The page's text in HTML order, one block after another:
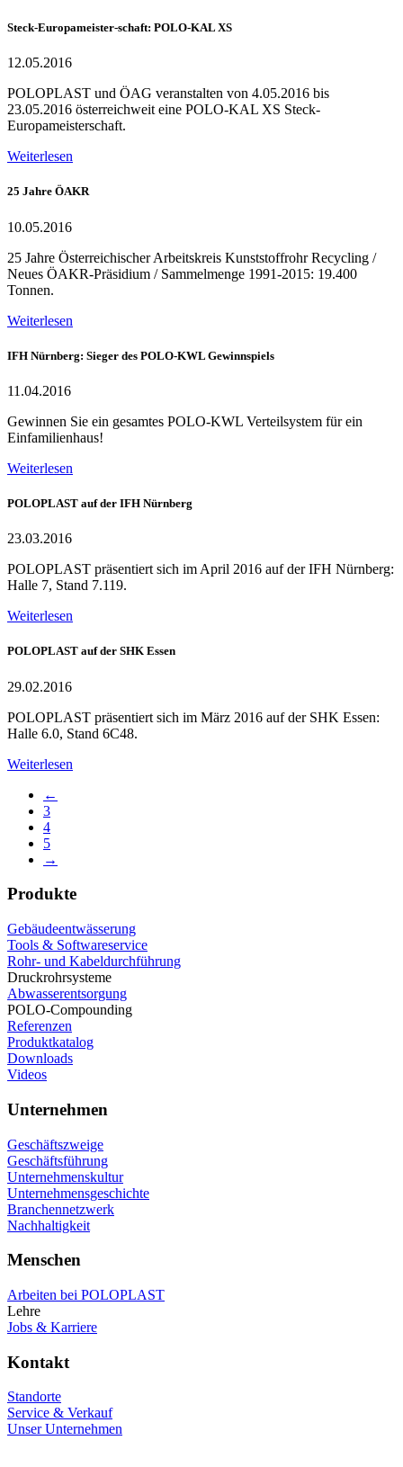
Steck-Europameister-schaft: POLO-KAL XS
12.05.2016
POLOPLAST und ÖAG veranstalten von 4.05.2016 bis
23.05.2016 österreichweit eine POLO-KAL XS Steck-
Europameisterschaft.
Weiterlesen
25 Jahre ÖAKR
10.05.2016
25 Jahre Österreichischer Arbeitskreis Kunststoffrohr Recycling /
Neues ÖAKR-Präsidium / Sammelmenge 1991-2015: 19.400
Tonnen.
Weiterlesen
IFH Nürnberg: Sieger des POLO-KWL Gewinnspiels
11.04.2016
Gewinnen Sie ein gesamtes POLO-KWL Verteilsystem für ein
Einfamilienhaus!
Weiterlesen
POLOPLAST auf der IFH Nürnberg
23.03.2016
POLOPLAST präsentiert sich im April 2016 auf der IFH Nürnberg:
Halle 7, Stand 7.119.
Weiterlesen
POLOPLAST auf der SHK Essen
29.02.2016
POLOPLAST präsentiert sich im März 2016 auf der SHK Essen:
Halle 6.0, Stand 6C48.
Weiterlesen
←
3
4
5
→
Produkte
Gebäudeentwässerung
Tools & Softwareservice
Rohr- und Kabeldurchführung
Druckrohrsysteme
Abwasserentsorgung
POLO-Compounding
Referenzen
Produktkatalog
Downloads
Videos
Unternehmen
Geschäftszweige
Geschäftsführung
Unternehmenskultur
Unternehmensgeschichte
Branchennetzwerk
Nachhaltigkeit
Menschen
Arbeiten bei POLOPLAST
Lehre
Jobs & Karriere
Kontakt
Standorte
Service & Verkauf
Unser Unternehmen